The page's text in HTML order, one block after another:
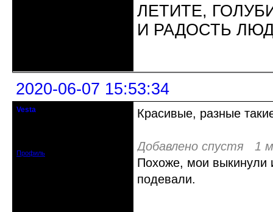
ЛЕТИТЕ,
И РАДОСТЬ
2020-06-07 15:53:34
Vesta
Профиль
Красивые, разные
Добавлено спустя 1
Похоже, мои выкинули
подевали.